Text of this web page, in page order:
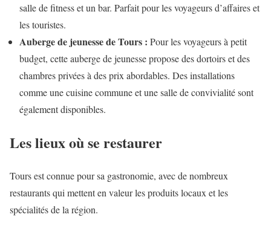
salle de fitness et un bar. Parfait pour les voyageurs d’affaires et
les touristes.
Auberge de jeunesse de Tours : Pour les voyageurs à petit
budget, cette auberge de jeunesse propose des dortoirs et des
chambres privées à des prix abordables. Des installations
comme une cuisine commune et une salle de convivialité sont
également disponibles.
Les lieux où se restaurer
Tours est connue pour sa gastronomie, avec de nombreux
restaurants qui mettent en valeur les produits locaux et les
spécialités de la région.